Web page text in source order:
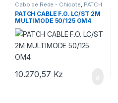
Cabo de Rede - Chicote, PATCH
CABLE
PATCH CABLE F.O. LC/ST 2M
MULTIMODE 50/125 OM4
10.270,57 Kz